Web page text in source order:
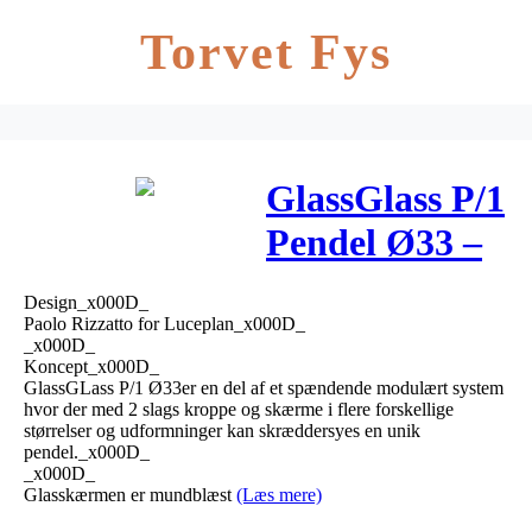
Torvet Fys
GlassGlass P/1
Pendel Ø33 –
Design_x000D_
Paolo Rizzatto for Luceplan_x000D_
_x000D_
Koncept_x000D_
GlassGLass P/1 Ø33er en del af et spændende modulært system
hvor der med 2 slags kroppe og skærme i flere forskellige
størrelser og udformninger kan skræddersyes en unik
pendel._x000D_
_x000D_
Glasskærmen er mundblæst (Læs mere)